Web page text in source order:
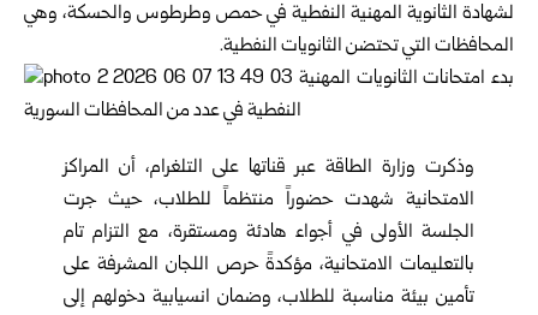
لشهادة الثانوية المهنية ‏النفطية فيحمص وطرطوس والحسكة، وهي
‏المحافظات التي تحتضن الثانويات النفطية‎.‎
وذكرت وزارة الطاقة عبر قناتها على التلغرام، أن ‏المراكز
الامتحانية شهدت حضوراً منتظماً للطلاب، ‏حيث جرت
الجلسة الأولى في أجواء هادئة ‏ومستقرة، مع التزام تام
بالتعليمات الامتحانية، مؤكدةً ‏حرص اللجان المشرفة على
تأمين بيئة مناسبة ‏للطلاب، وضمان انسيابية دخولهم إلى